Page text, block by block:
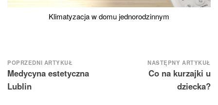
Klimatyzacja w domu jednorodzinnym
Nawigacja
wpisu
POPRZEDNI ARTYKUŁ
Medycyna estetyczna
Lublin
NASTĘPNY ARTYKUŁ
Co na kurzajki u
dziecka?